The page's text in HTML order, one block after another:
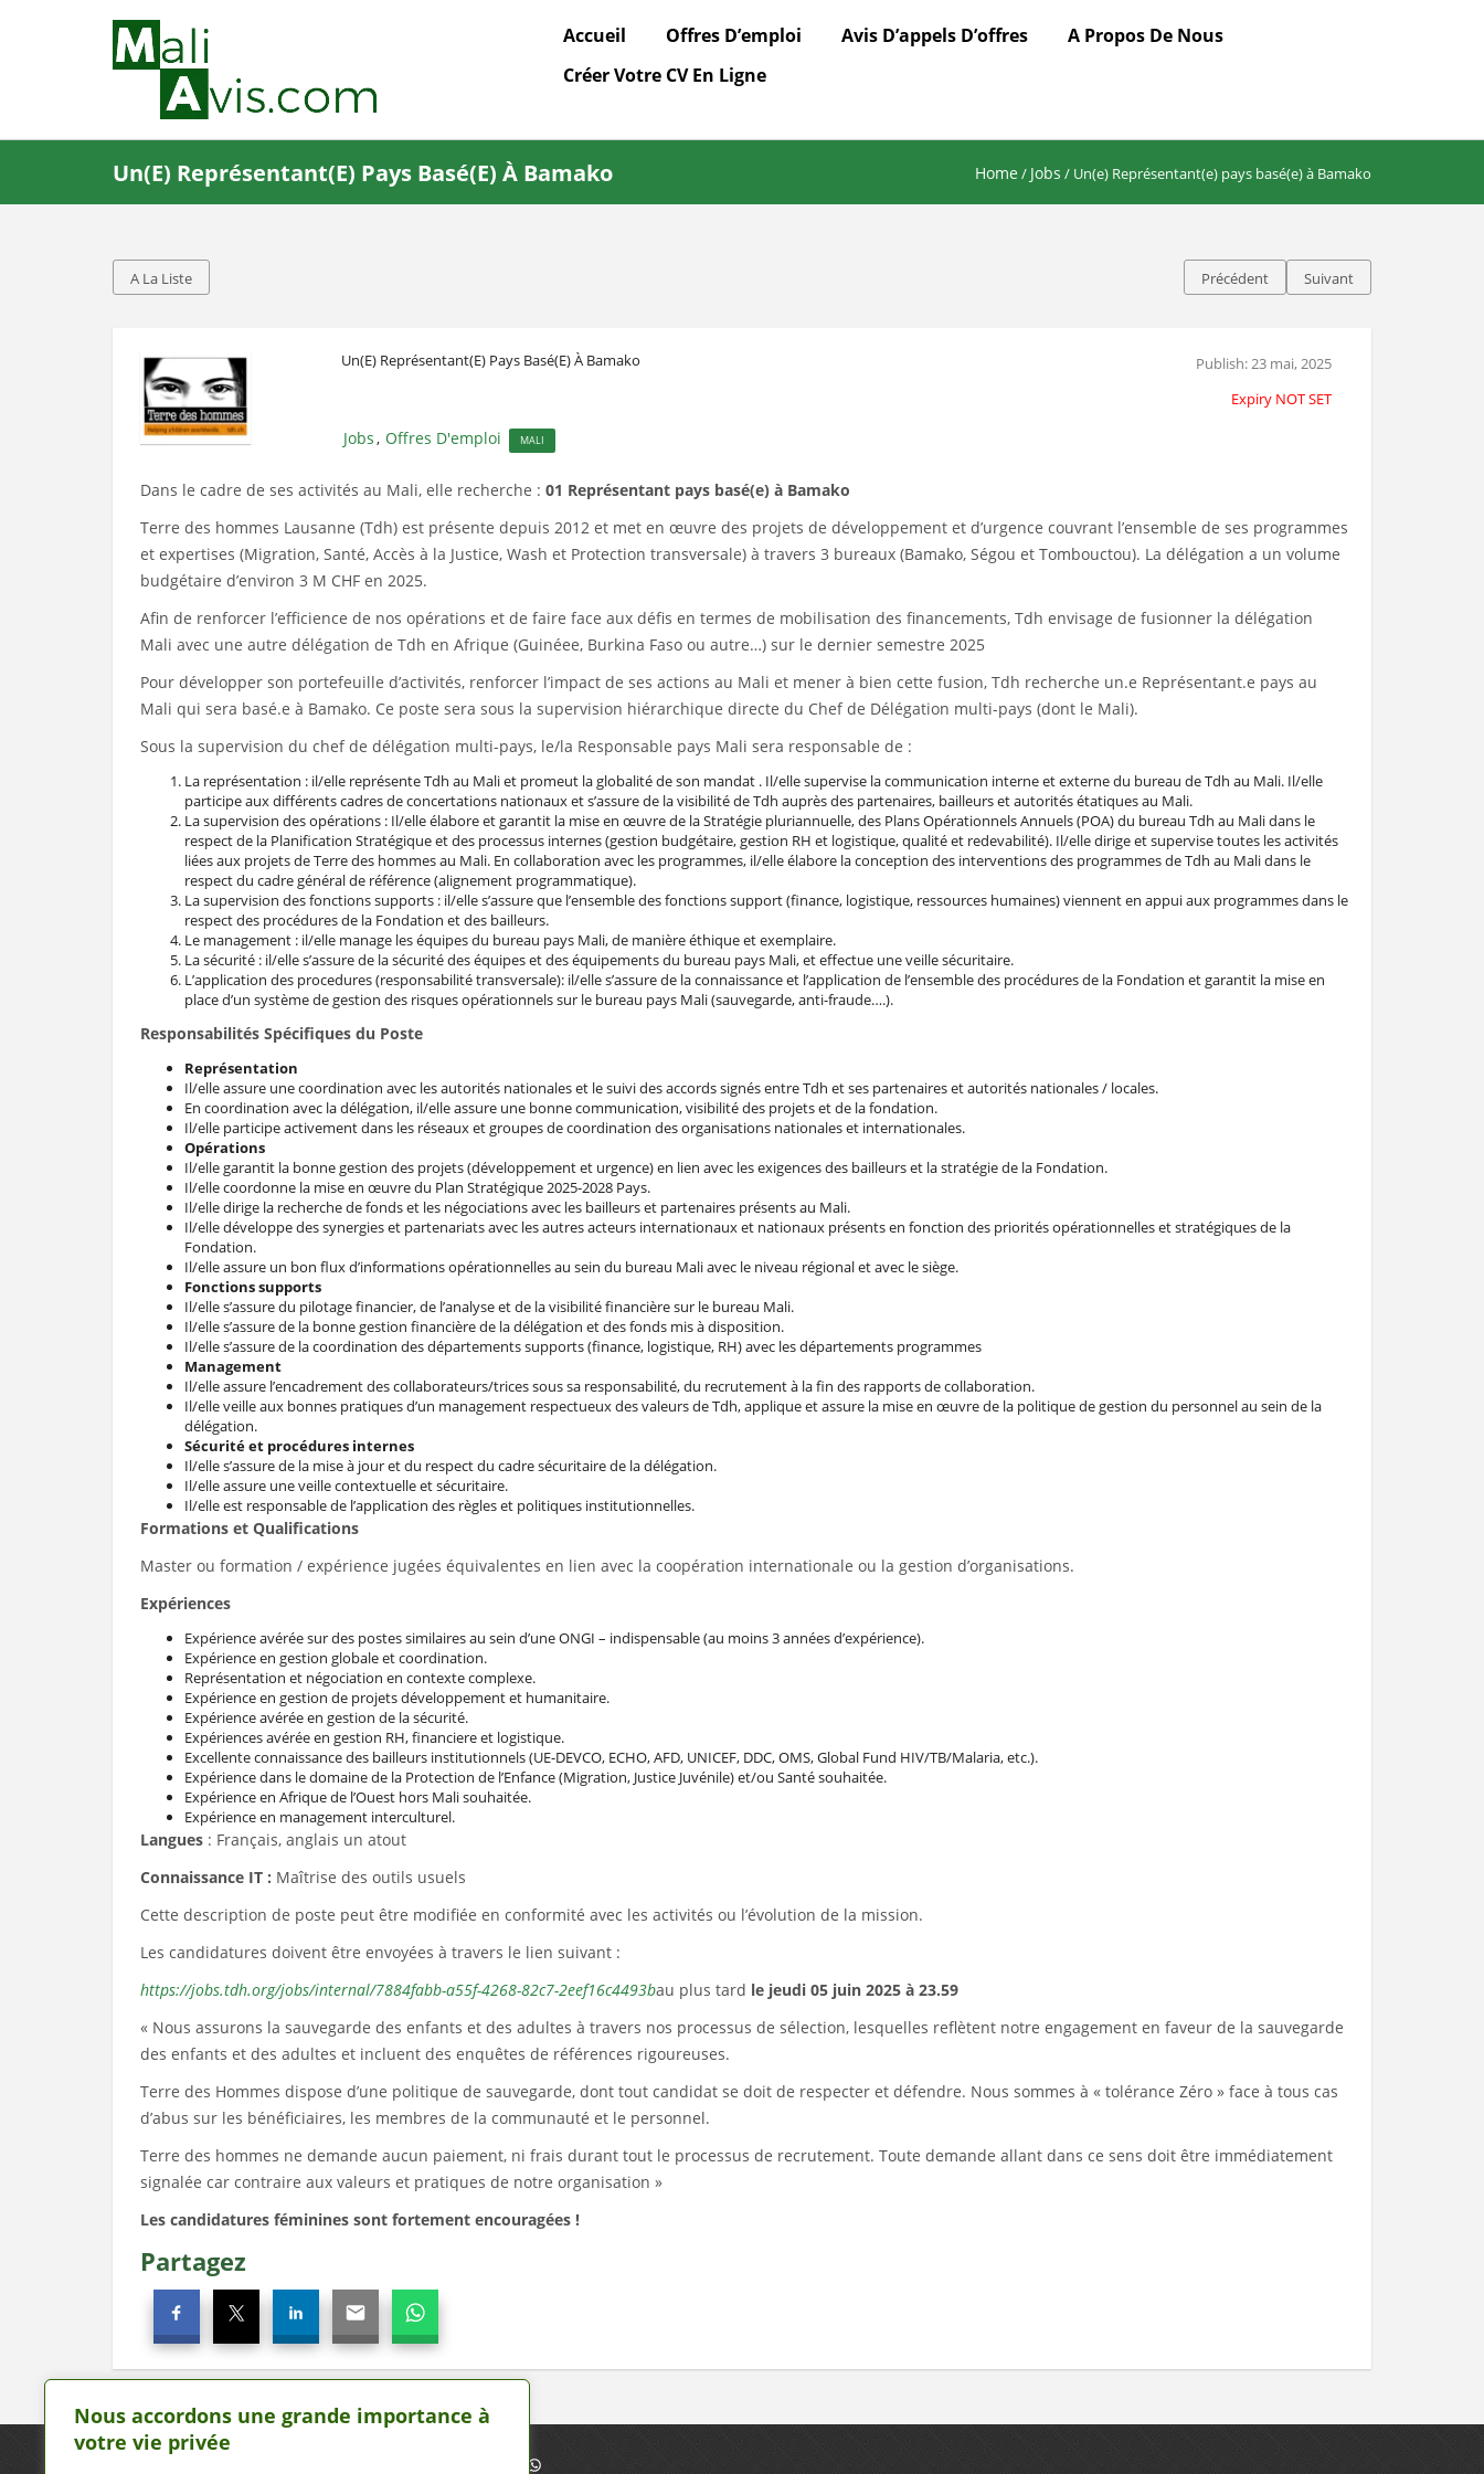
Nous accordons une grande importance à
votre vie privée
Accueil Offres D’emploi Avis D’appels D’offres
A Propos De Nous
Créer Votre CV En Ligne
Un(e) Représentant(e) Pays Basé(e) À Bamako Home / Jobs / Un(e) Représentant(e) pays basé(e) à Bamako
A La Liste Précédent Suivant
Un(e) Représentant(e) Pays Basé(e) À Bamako
Publish: 23 mai, 2025
Expiry NOT SET
Jobs, Offres D'emploi MALI
Dans le cadre de ses activités au Mali, elle recherche : 01 Représentant pays basé(e) à Bamako
Terre des hommes Lausanne (Tdh) est présente depuis 2012 et met en œuvre des projets de développement et d’urgence couvrant l’ensemble de ses programmes
et expertises (Migration, Santé, Accès à la Justice, Wash et Protection transversale) à travers 3 bureaux (Bamako, Ségou et Tombouctou). La délégation a un volume
budgétaire d’environ 3 M CHF en 2025.
Afin de renforcer l’efficience de nos opérations et de faire face aux défis en termes de mobilisation des financements, Tdh envisage de fusionner la délégation
Mali avec une autre délégation de Tdh en Afrique (Guinéee, Burkina Faso ou autre…) sur le dernier semestre 2025
Pour développer son portefeuille d’activités, renforcer l’impact de ses actions au Mali et mener à bien cette fusion, Tdh recherche un.e Représentant.e pays au
Mali qui sera basé.e à Bamako. Ce poste sera sous la supervision hiérarchique directe du Chef de Délégation multi-pays (dont le Mali).
Sous la supervision du chef de délégation multi-pays, le/la Responsable pays Mali sera responsable de :
La représentation : il/elle représente Tdh au Mali et promeut la globalité de son mandat . Il/elle supervise la communication interne et externe du bureau de Tdh au Mali. Il/elle
participe aux différents cadres de concertations nationaux et s’assure de la visibilité de Tdh auprès des partenaires, bailleurs et autorités étatiques au Mali.
La supervision des opérations : Il/elle élabore et garantit la mise en œuvre de la Stratégie pluriannuelle, des Plans Opérationnels Annuels (POA) du bureau Tdh au Mali dans le
respect de la Planification Stratégique et des processus internes (gestion budgétaire, gestion RH et logistique, qualité et redevabilité). Il/elle dirige et supervise toutes les activités
liées aux projets de Terre des hommes au Mali. En collaboration avec les programmes, il/elle élabore la conception des interventions des programmes de Tdh au Mali dans le
respect du cadre général de référence (alignement programmatique).
La supervision des fonctions supports : il/elle s’assure que l’ensemble des fonctions support (finance, logistique, ressources humaines) viennent en appui aux programmes dans le
respect des procédures de la Fondation et des bailleurs.
Le management : il/elle manage les équipes du bureau pays Mali, de manière éthique et exemplaire.
La sécurité : il/elle s’assure de la sécurité des équipes et des équipements du bureau pays Mali, et effectue une veille sécuritaire.
L’application des procedures (responsabilité transversale): il/elle s’assure de la connaissance et l’application de l’ensemble des procédures de la Fondation et garantit la mise en
place d’un système de gestion des risques opérationnels sur le bureau pays Mali (sauvegarde, anti-fraude….).
Responsabilités Spécifiques du Poste
Représentation
Il/elle assure une coordination avec les autorités nationales et le suivi des accords signés entre Tdh et ses partenaires et autorités nationales / locales.
En coordination avec la délégation, il/elle assure une bonne communication, visibilité des projets et de la fondation.
Il/elle participe activement dans les réseaux et groupes de coordination des organisations nationales et internationales.
Opérations
Il/elle garantit la bonne gestion des projets (développement et urgence) en lien avec les exigences des bailleurs et la stratégie de la Fondation.
Il/elle coordonne la mise en œuvre du Plan Stratégique 2025-2028 Pays.
Il/elle dirige la recherche de fonds et les négociations avec les bailleurs et partenaires présents au Mali.
Il/elle développe des synergies et partenariats avec les autres acteurs internationaux et nationaux présents en fonction des priorités opérationnelles et stratégiques de la
Fondation.
Il/elle assure un bon flux d’informations opérationnelles au sein du bureau Mali avec le niveau régional et avec le siège.
Fonctions supports
Il/elle s’assure du pilotage financier, de l’analyse et de la visibilité financière sur le bureau Mali.
Il/elle s’assure de la bonne gestion financière de la délégation et des fonds mis à disposition.
Il/elle s’assure de la coordination des départements supports (finance, logistique, RH) avec les départements programmes
Management
Il/elle assure l’encadrement des collaborateurs/trices sous sa responsabilité, du recrutement à la fin des rapports de collaboration.
Il/elle veille aux bonnes pratiques d’un management respectueux des valeurs de Tdh, applique et assure la mise en œuvre de la politique de gestion du personnel au sein de la
délégation.
Sécurité et procédures internes
Il/elle s’assure de la mise à jour et du respect du cadre sécuritaire de la délégation.
Il/elle assure une veille contextuelle et sécuritaire.
Il/elle est responsable de l’application des règles et politiques institutionnelles.
Formations et Qualifications
Master ou formation / expérience jugées équivalentes en lien avec la coopération internationale ou la gestion d’organisations.
Expériences
Expérience avérée sur des postes similaires au sein d’une ONGI – indispensable (au moins 3 années d’expérience).
Expérience en gestion globale et coordination.
Représentation et négociation en contexte complexe.
Expérience en gestion de projets développement et humanitaire.
Expérience avérée en gestion de la sécurité.
Expériences avérée en gestion RH, financiere et logistique.
Excellente connaissance des bailleurs institutionnels (UE-DEVCO, ECHO, AFD, UNICEF, DDC, OMS, Global Fund HIV/TB/Malaria, etc.).
Expérience dans le domaine de la Protection de l’Enfance (Migration, Justice Juvénile) et/ou Santé souhaitée.
Expérience en Afrique de l’Ouest hors Mali souhaitée.
Expérience en management interculturel.
Langues : Français, anglais un atout
Connaissance IT : Maîtrise des outils usuels
Cette description de poste peut être modifiée en conformité avec les activités ou l’évolution de la mission.
Les candidatures doivent être envoyées à travers le lien suivant :
https://jobs.tdh.org/jobs/internal/7884fabb-a55f-4268-82c7-2eef16c4493bau plus tard le jeudi 05 juin 2025 à 23.59
« Nous assurons la sauvegarde des enfants et des adultes à travers nos processus de sélection, lesquelles reflètent notre engagement en faveur de la sauvegarde
des enfants et des adultes et incluent des enquêtes de références rigoureuses.
Terre des Hommes dispose d’une politique de sauvegarde, dont tout candidat se doit de respecter et défendre. Nous sommes à « tolérance Zéro » face à tous cas
d’abus sur les bénéficiaires, les membres de la communauté et le personnel.
Terre des hommes ne demande aucun paiement, ni frais durant tout le processus de recrutement. Toute demande allant dans ce sens doit être immédiatement
signalée car contraire aux valeurs et pratiques de notre organisation »
Les candidatures féminines sont fortement encouragées !
Partagez